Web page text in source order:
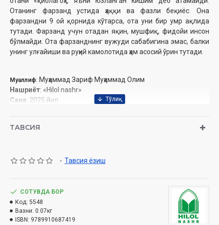
Отанинг фарзанд устида ҳаққи ва фазли беқиёс. Она
фарзандни 9 ой қорнида кўтарса, ота уни бир умр ақлида
тутади. Фарзанд учун отадан яқин, мушфиқ, фидойи инсон
бўлмайди. Ота фарзанднинг вужуди сабабигина эмас, балки
унинг улғайиши ва руҳий камолотида ҳам асосий ўрин тутади.
Муаллиф: Муҳаммад Зариф Муҳаммад Олим
Нашриёт: «Hilol nashr»
Сана: 2025 йил
Ўлчами: 84x108 1/32
хулосаси асосида тайёрланди.
ТАВСИЯ
- Тавсия ёзиш
СОТУВДА БОР
Код: 5548
Вазни: 0.07кг
ISBN: 9789910687419